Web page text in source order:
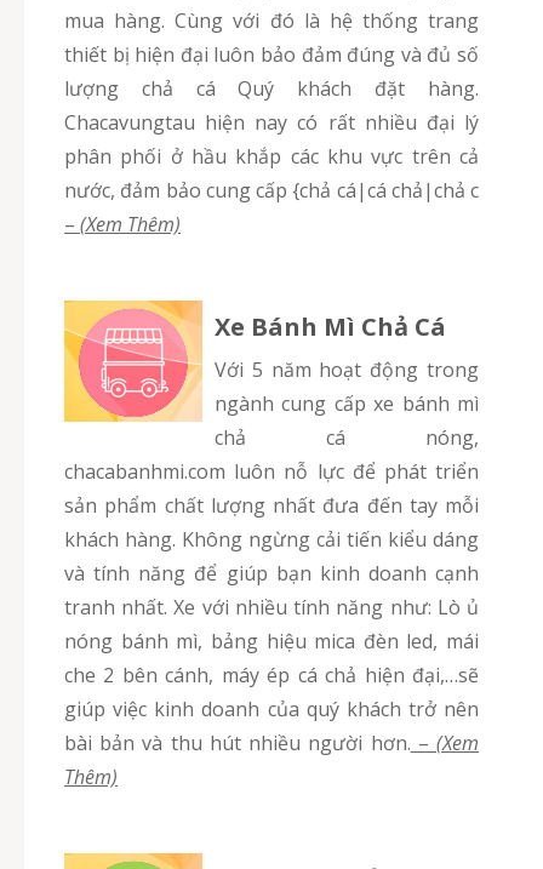
mua hàng. Cùng với đó là hệ thống trang
thiết bị hiện đại luôn bảo đảm đúng và đủ số
lượng chả cá Quý khách đặt hàng.
Chacavungtau hiện nay có rất nhiều đại lý
phân phối ở hầu khắp các khu vực trên cả
nước, đảm bảo cung cấp {chả cá|cá chả|chả c
– (Xem Thêm)
Xe Bánh Mì Chả Cá
Với 5 năm hoạt động trong
ngành cung cấp xe bánh mì
chả cá nóng,
chacabanhmi.com luôn nỗ lực để phát triển
sản phẩm chất lượng nhất đưa đến tay mỗi
khách hàng. Không ngừng cải tiến kiểu dáng
và tính năng để giúp bạn kinh doanh cạnh
tranh nhất. Xe với nhiều tính năng như: Lò ủ
nóng bánh mì, bảng hiệu mica đèn led, mái
che 2 bên cánh, máy ép cá chả hiện đại,…sẽ
giúp việc kinh doanh của quý khách trở nên
bài bản và thu hút nhiều người hơn. –(Xem
Thêm)